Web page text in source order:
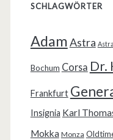
SCHLAGWÖRTER
AdamAstra
Bochum Corsa Dr.
Frankfurt
Insignia Karl
Mokka Monza